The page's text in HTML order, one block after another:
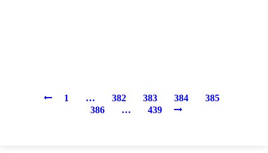
1 … 382 383 384
385
386
… 439